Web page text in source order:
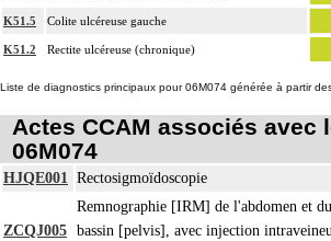
K51.5 Colite ulcéreuse gauche
K51.2 Rectite ulcéreuse (chronique)
Liste de diagnostics principaux pour 06M074 générée à partir
Actes CCAM associés avec
06M074
HJQE001 Rectosigmoïdoscopie
ZCQJ005
Remnographie [IRM] de l'abdomen et
bassin [pelvis], avec injection